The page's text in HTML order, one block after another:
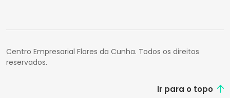
Centro Empresarial Flores da Cunha. Todos os direitos
reservados.
Ir para o topo